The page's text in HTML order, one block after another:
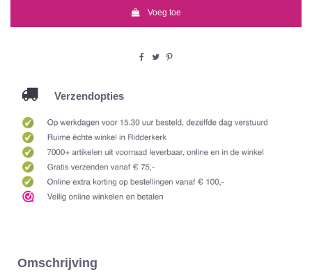
Voeg toe
Verzendopties
Omschrijving